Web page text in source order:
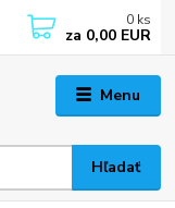
Menu
Hľadať
0 ks
za 0,00 EUR